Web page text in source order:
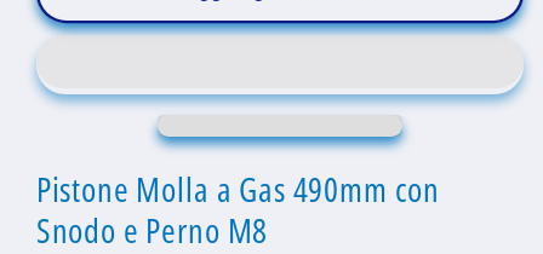
Molla
a
490mm
Perno
M8
-
Molla
a
490mm
con
Perno
M8
-
Pistone Molla a Gas 490mm con
Snodo e Perno M8